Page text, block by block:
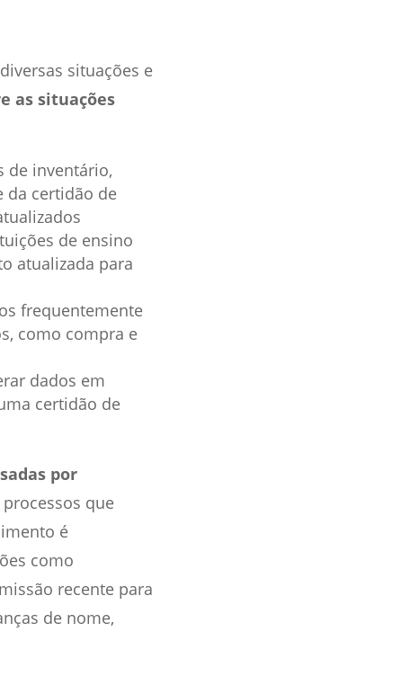
situações e
as situações
de inventário,
da certidão de
de ensino
atualizada para
frequentemente
como compra e
dados em
certidão de
por
que
é
como
recente para
de nome,